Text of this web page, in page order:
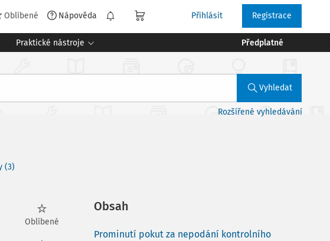
Oblíbené Nápověda Přihlásit Registrace
Praktické nástroje Předplatné
Vyhledat
Rozšířené vyhledávání
(3)
Oblíbené
Obsah
Prominutí pokut za nepodání kontrolního